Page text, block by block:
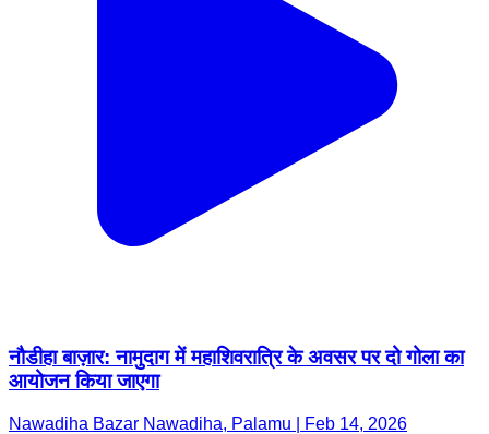
नौडीहा बाज़ार: नामुदाग में महाशिवरात्रि के अवसर पर दो गोला का
आयोजन किया जाएगा
Nawadiha Bazar Nawadiha, Palamu | Feb 14, 2026